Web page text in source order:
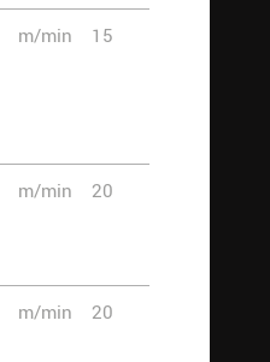
m/min 15
m/min 20
m/min 20